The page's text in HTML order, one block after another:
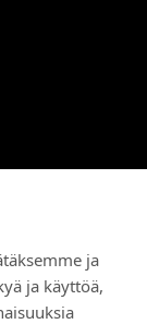
ja
ja käyttöä,